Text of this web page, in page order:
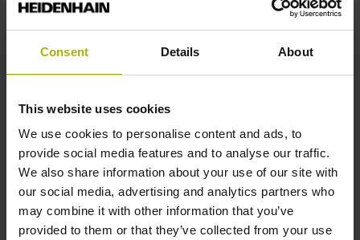
Consent Details About
This website uses cookies
We use cookies to personalise content and ads, to
provide social media features and to analyse our traffic.
We also share information about your use of our site with
our social media, advertising and analytics partners who
may combine it with other information that you’ve
provided to them or that they’ve collected from your use
お問い合わせへの対応にあたり、DR. JOHANNES
HEIDENHAIN GmbHは、ご提供いただいた個人情報を電
子的に収集・利用・その他の方法で処理いたします。必要
に応じて、DR. JOHANNES HEIDENHAIN GmbHの関連
販売パートナー(子会社や販売店)と情報を共有する場合が